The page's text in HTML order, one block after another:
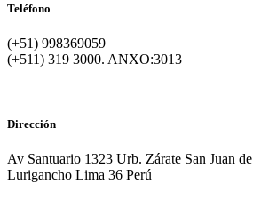
Teléfono
(+51) 998369059
(+511) 319 3000. ANXO:3013
Dirección
Av Santuario 1323 Urb. Zárate San Juan de
Lurigancho Lima 36 Perú